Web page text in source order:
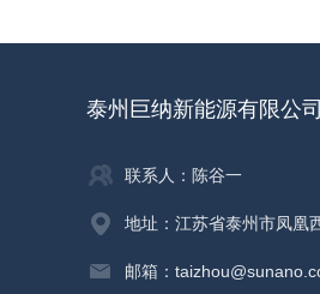
泰州巨纳新能源有限公司
联系人：陈谷一
地址：江苏省泰州市凤凰
邮箱：